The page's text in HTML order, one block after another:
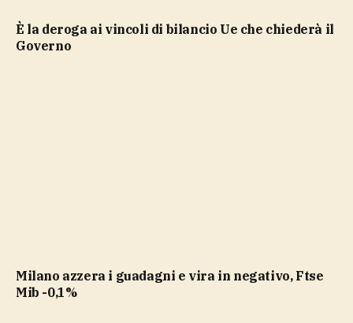
è la deroga ai vincoli di bilancio Ue che chiederà il
Governo
Milano azzera i guadagni e vira in negativo, Ftse
Mib -0,1%